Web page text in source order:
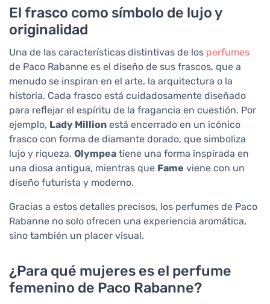
El frasco como símbolo de lujo y
originalidad
Una de las características distintivas de los perfumes
de Paco Rabanne es el diseño de sus frascos, que a
menudo se inspiran en el arte, la arquitectura o la
historia. Cada frasco está cuidadosamente diseñado
para reflejar el espíritu de la fragancia en cuestión. Por
ejemplo, Lady Million está encerrado en un icónico
frasco con forma de diamante dorado, que simboliza
lujo y riqueza. Olympea tiene una forma inspirada en
una diosa antigua, mientras que Fame viene con un
diseño futurista y moderno.
Gracias a estos detalles precisos, los perfumes de Paco
Rabanne no solo ofrecen una experiencia aromática,
sino también un placer visual.
¿Para qué mujeres es el perfume
femenino de Paco Rabanne?